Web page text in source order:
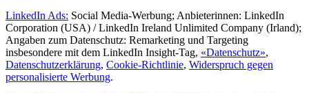
LinkedIn Ads: Social Media-Werbung; Anbieterinnen: LinkedIn
Corporation (USA) / LinkedIn Ireland Unlimited Company (Irland);
Angaben zum Datenschutz: Remarketing und Targeting
insbesondere mit dem LinkedIn Insight-Tag, «Datenschutz»,
Datenschutzerklärung, Cookie-Richtlinie, Widerspruch gegen
personalisierte Werbung.